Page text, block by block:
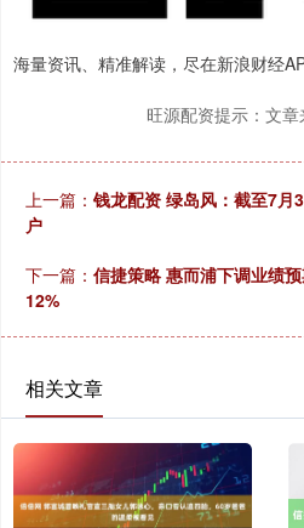
海量资讯、精准解读，尽在新浪财经
旺源配资提示：文章
上一篇： 钱龙配资 绿岛风：截至7月
户
下一篇： 信捷策略 惠而浦下调业绩
12%
相关文章